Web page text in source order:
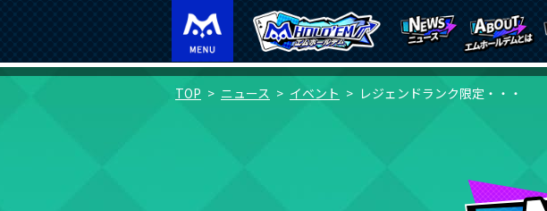
TOP ニュース イベント レジェンドランク限定・・・